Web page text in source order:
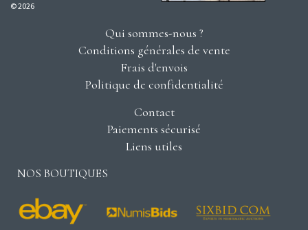
© 2026
Qui sommes-nous ?
Conditions générales de vente
Frais d'envois
Politique de confidentialité
Contact
Paiements sécurisé
Liens utiles
NOS BOUTIQUES